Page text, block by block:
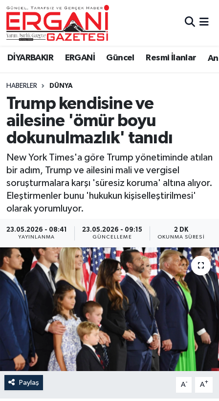
DİYARBAKIR ERGANİ Güncel Resmi İlanlar
HABERLER DÜNYA
Trump kendisine ve
ailesine 'ömür boyu
dokunulmazlık' tanıdı
New York Times'a göre Trump yönetiminde atılan
bir adım, Trump ve ailesini mali ve vergisel
soruşturmalara karşı 'süresiz koruma' altına alıyor.
Eleştirmenler bunu 'hukukun kişiselleştirilmesi'
olarak yorumluyor.
23.05.2026 - 08:41
YAYINLANMA
23.05.2026 - 09:15
GÜNCELLEME
2 DK
OKUNMA SÜRESI
Paylaş A- A+
DİYARBAKIR
BİSMİL
BAĞLAR
ERGANİ
Güncel
Eği̇ti̇m
Resmi İlanlar
Sağlık
Si̇yaset
Spor
Yaşam
Anali̇z
Bi̇li̇m & Teknoloji̇
Dünya
Ergani Nöbetçi Eczaneler
Ergani Hava Durumu
Ergani Trafik Yoğunluk Haritası
Süper Lig Puan Durumu ve Fikstür
Tüm Manşetler
Son Dakika Haberleri
Haber Arşivi